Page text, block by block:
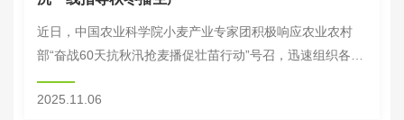
近日，中国农业科学院小麦产业专家团积极响应农业农村
部“奋战60天抗秋汛抢麦播促壮苗行动”号召，迅速组织各小
分队下沉到黄淮海地区河北、河南、山东等7省60余个重点
县，聚焦晚播小麦播种质量提升与苗期管理等...
2025.11.06